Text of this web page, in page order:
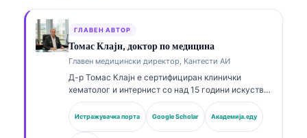
ГЛАВЕН АВТОР
Томас Клајн, доктор по медицина
Главен медицински директор, Кантести АИ
Д-р Томас Клајн е сертифициран клинички
хематолог и интернист со над 15 години искуство
во лабораториска медицина и клиничка анализа
потпомогната со ВИ. Како главен медицински
директор во Kantesti AI, тој обезбедува клинички
Истражувачка порта Google Scholar Академија.еду